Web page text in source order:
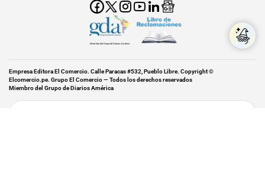
Miembro del Grupo de Diarios América
Empresa Editora El Comercio. Calle Paracas #532, Pueblo Libre. Copyright ©
Elcomercio.pe. Grupo El Comercio — Todos los derechos reservados
Miembro del Grupo de Diarios América